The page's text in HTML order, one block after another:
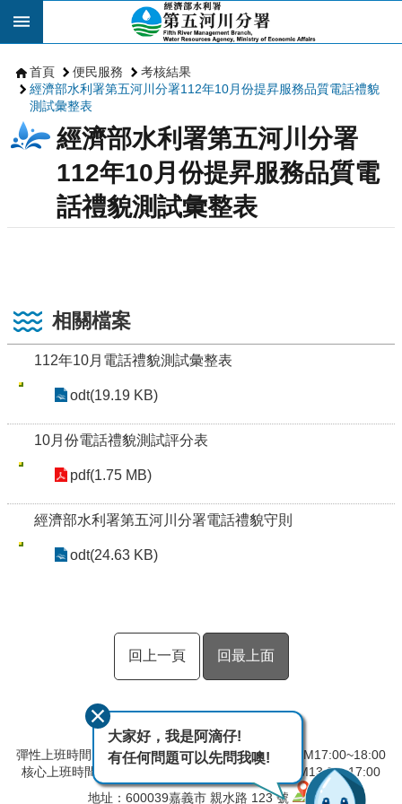
跳到主要內容區塊
首頁 便民服務
考核結果
經濟部水利署第五河川分署112年10月份提昇服務品質電話禮貌
測試彙整表
經濟部水利署第五河川分署
112年10月份提昇服務品質電
話禮貌測試彙整表
相關檔案
112年10月電話禮貌測試彙整表
odt(19.19 KB)
10月份電話禮貌測試評分表
pdf(1.75 MB)
經濟部水利署第五河川分署電話禮貌守則
odt(24.63 KB)
回上一頁 回最上面
彈性上班時間：AM08:00~09:00 彈性下班時間：PM17:00~18:00
核心上班時間：星期一 ~ 星期五 AM9:00~12:30 PM13:30~17:00
地址：600039嘉義市 親水路 123 號
大家好，我是阿滴仔!
有任何問題可以先問我噢!